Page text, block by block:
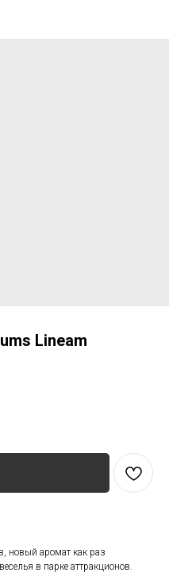
Lineam
новый аромат как раз
в парке аттракционов.